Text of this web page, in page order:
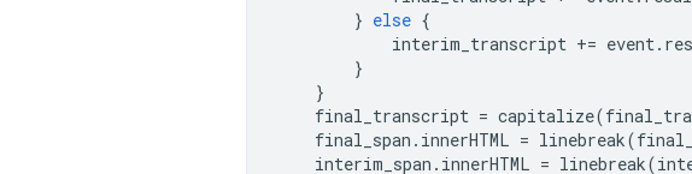
} else {
interim_transcript += event.
}
}
final_transcript = capitalize(
final_span . innerHTML = linebreak(
interim_span . innerHTML = linebreak(